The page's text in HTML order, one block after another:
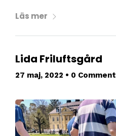
Läs mer
Lida Friluftsgård
27 maj, 2022 • 0 Comment